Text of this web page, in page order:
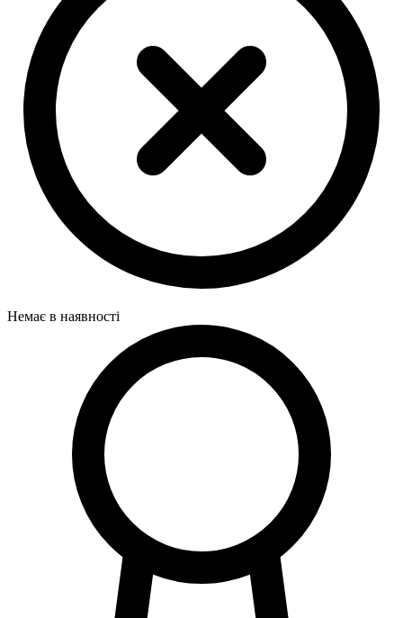
Немає в наявності